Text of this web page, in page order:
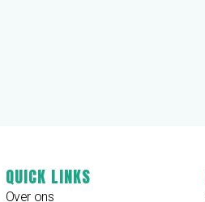
QUICK LINKS
Over ons